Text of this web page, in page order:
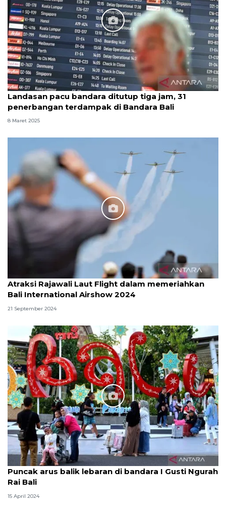
Landasan pacu bandara ditutup tiga jam, 31
penerbangan terdampak di Bandara Bali
8 Maret 2025
Atraksi Rajawali Laut Flight dalam memeriahkan
Bali International Airshow 2024
21 September 2024
Puncak arus balik lebaran di bandara I Gusti Ngurah
Rai Bali
15 April 2024